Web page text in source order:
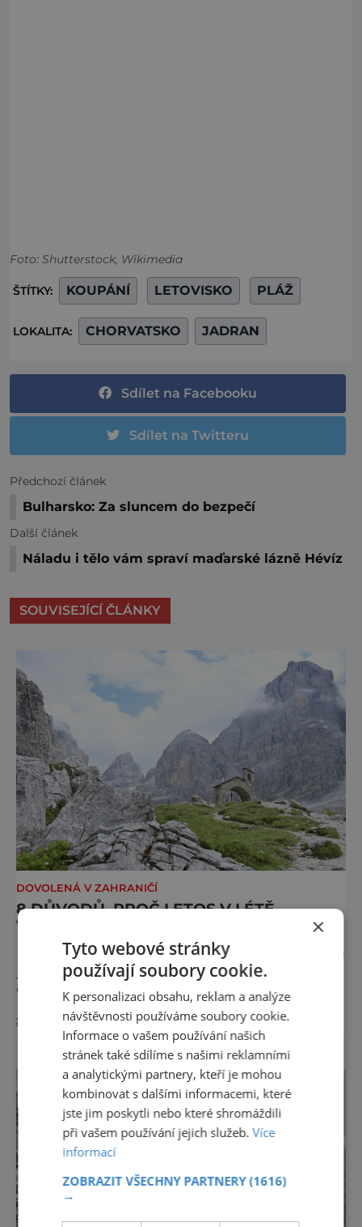
Foto: Shutterstock, Wikimedia
ŠTÍTKY: KOUPÁNÍ LETOVISKO PLÁŽ
LOKALITA: CHORVATSKO JADRAN
Sdílet na Facebooku
Sdílet na Twitteru
Předchozí článek
Bulharsko: Za sluncem do bezpečí
Další článek
Náladu i tělo vám spraví maďarské lázně Hévíz
SOUVISEJÍCÍ ČLÁNKY
DOVOLENÁ V ZAHRANIČÍ
8 DŮVODŮ, PROČ LETOS V LÉTĚ
VYRAZIT DO MADONNA DI CAMPIGLIO
Dolomity umí být dramatické, ale málokde je
jejich krása tak snadno dostupná jako v
oblasti Madonna di Campiglio. Stačí pár
minut v lanovce a ocitnete se mezi skalními
věžemi, horskými jezery a nekonečnými
výhledy. Přinášíme tipy na osm zážitků, kvůli
kterým stojí za to naplánovat si letní
dovolenou právě sem. Madonna di
Campiglio uhrane každé ráno, kdy první
paprsky kreslí na vrcholcích Brenty
zobrazit více >>
×
Tyto webové stránky
používají soubory cookie.
K personalizaci obsahu, reklam a analýze
návštěvnosti používáme soubory cookie.
Informace o vašem používání našich
stránek také sdílíme s našimi reklamními
a analytickými partnery, kteří je mohou
kombinovat s dalšími informacemi, které
jste jim poskytli nebo které shromáždili
při vašem používání jejich služeb.Více
informací
ZOBRAZIT VŠECHNY PARTNERY(1616)
→